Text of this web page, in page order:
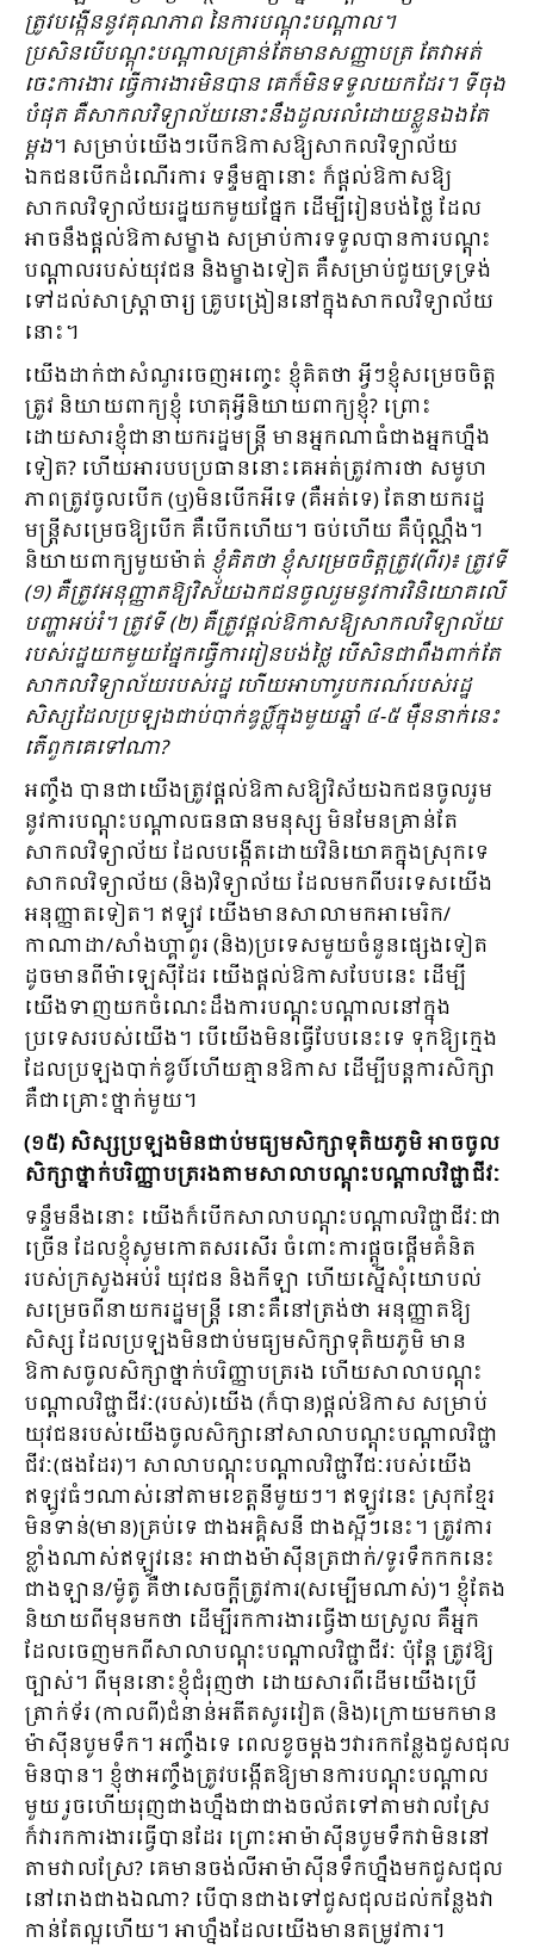
ត្រូវបង្កើននូវគុណភាព នៃការបណ្តុះបណ្តាល។
ប្រសិនបើបណ្តុះបណ្តាលគ្រាន់តែមានសញ្ញាបត្រ តែវាអត់
ចេះការងារ ធ្វើការងារមិនបាន គេក៏មិនទទួលយកដែរ។ ទីចុង
បំផុត គឺសាកលវិទ្យាល័យនោះនឹងដួលរលំដោយខ្លួនឯងតែ
ម្តង។ សម្រាប់យើងៗបើកឱកាសឱ្យសាកលវិទ្យាល័យ
ឯកជនបើកដំណើរការ ទន្ទឹមគ្នានោះ ក៏ផ្តល់ឱកាសឱ្យ
សាកលវិទ្យាល័យរដ្ឋយកមួយផ្នែក ដើម្បីរៀនបង់ថ្លៃ ដែល
អាចនឹងផ្តល់ឱកាសម្ខាង សម្រាប់ការទទួលបានការបណ្តុះ
បណ្តាលរបស់យុវជន និងម្ខាងទៀត គឺសម្រាប់ជួយទ្រទ្រង់
ទៅដល់សាស្ត្រាចារ្យ គ្រូបង្រៀននៅក្នុងសាកលវិទ្យាល័យ
នោះ។
យើងដាក់ជាសំណួរចេញអញ្ចេះ ខ្ញុំគិតថា អ្វីៗខ្ញុំសម្រេចចិត្ត
ត្រូវ និយាយពាក្យខ្ញុំ ហេតុអ្វីនិយាយពាក្យខ្ញុំ? ព្រោះ
ដោយសារខ្ញុំជានាយករដ្ឋមន្ត្រី មានអ្នកណាធំជាងអ្នកហ្នឹង
ទៀត? ហើយអារបបប្រធាននោះគេអត់ត្រូវការថា សមូហ
ភាពត្រូវចូលបើក (ឬ)មិនបើកអីទេ (គឺអត់ទេ) តែនាយករដ្ឋ
មន្ត្រីសម្រេចឱ្យបើក គឺបើកហើយ។ ចប់ហើយ គឺប៉ុណ្ណឹង។
និយាយពាក្យមួយម៉ាត់ ខ្ញុំគិតថា ខ្ញុំសម្រេចចិត្តត្រូវ(ពីរ)៖ ត្រូវទី
(១) គឺត្រូវអនុញ្ញាតឱ្យវិស័យឯកជនចូលរួមនូវការវិនិយោគលើ
បញ្ហាអប់រំ។ ត្រូវទី (២) គឺត្រូវផ្តល់ឱកាសឱ្យសាកលវិទ្យាល័យ
របស់រដ្ឋយកមួយផ្នែកធ្វើការរៀនបង់ថ្លៃ បើសិនជាពឹងពាក់តែ
សាកលវិទ្យាល័យរបស់រដ្ឋ ហើយអាហារូបករណ៍របស់រដ្ឋ
សិស្សដែលប្រឡងជាប់បាក់ឌូប្លិ៍ក្នុងមួយឆ្នាំ ៤-៥ ម៉ឺននាក់នេះ
តើពួកគេទៅណា?
អញ្ចឹង បានជាយើងត្រូវផ្តល់ឱកាសឱ្យវិស័យឯកជនចូលរួម
នូវការបណ្តុះបណ្តាលធនធានម​នុស្ស មិនមែនគ្រាន់តែ
សាកលវិទ្យាល័យ ដែលបង្កើតដោយវិនិយោគក្នុងស្រុកទេ
សាកលវិទ្យាល័យ (និង)វិទ្យាល័យ ដែលមកពីបរទេសយើង
អនុញ្ញាតទៀត។ ឥឡូវ យើងមានសាលាមកអាមេរិក/
កាណាដា/សាំងហ្គាពួរ (និង)ប្រទេសមួយចំនួនផ្សេងទៀត
ដូចមានពីម៉ាឡេស៊ីដែរ យើងផ្តល់ឱកាសបែបនេះ ដើម្បី
យើងទាញយកចំណេះដឹងការបណ្តុះបណ្តាលនៅក្នុង
ប្រទេសរបស់យើង។ បើយើងមិនធ្វើបែបនេះទេ ទុកឱ្យក្មេង
ដែលប្រឡងបាក់ឌូបិ៍ហើយគ្មានឱកាស ដើម្បីបន្តការសិក្សា
គឺជាគ្រោះថ្នាក់មួយ។
(១៥) សិស្សប្រឡងមិនជាប់មធ្យមសិក្សាទុតិយភូមិ អាចចូល
សិក្សាថ្នាក់បរិញ្ញាបត្ររងតាមសាលាបណ្តុះបណ្តាលវិជ្ជាជីវៈ
ទន្ទឹមនឹងនោះ យើងក៏បើកសាលាបណ្តុះបណ្តាលវិជ្ជាជីវៈជា
ច្រើន ដែលខ្ញុំសូមកោតសរសើរ ចំពោះការផ្តួចផ្តើមគំនិត
របស់ក្រសួងអប់រំ យុវជន និងកីឡា ហើយស្នើសុំយោបល់
សម្រេចពីនាយករដ្ឋមន្ត្រី នោះគឺនៅត្រង់ថា អនុញ្ញាតឱ្យ
សិស្ស ដែលប្រឡងមិនជាប់មធ្យមសិក្សាទុតិយភូមិ មាន
ឱកាសចូលសិក្សាថ្នាក់បរិញ្ញាបត្ររង ហើយសាលាបណ្តុះ
បណ្តាលវិជ្ជាជីវៈ(របស់)យើង (ក៏បាន)ផ្តល់ឱកាស សម្រាប់
យុវជនរបស់យើងចូលសិក្សានៅសាលាបណ្តុះបណ្តាលវិជ្ជា
ជីវៈ(ផងដែរ)។ សាលាបណ្តុះបណ្តាលវិជ្ជាវីជៈរបស់យើង
ឥឡូវធំៗណាស់នៅតាមខេត្តនីមួយៗ។ ឥឡូវនេះ ស្រុកខ្មែរ
មិនទាន់(មាន)គ្រប់ទេ ជាងអគ្គិសនី ជាងស្អីៗនេះ។ ត្រូវការ
ខ្លាំងណាស់ឥឡូវនេះ អាជាងម៉ាស៊ីនត្រជាក់/ទូរទឹកកកនេះ
ជាងឡាន/ម៉ូតូ គឺថាសេចក្តីត្រូវការ(សម្បើមណាស់)។ ខ្ញុំតែង
និយាយពីមុនមកថា ដើម្បីរកការងារធ្វើងាយស្រួល គឺអ្នក
ដែលចេញមកពីសាលាបណ្តុះបណ្តាលវិជ្ជាជីវៈ ប៉ុន្តែ ត្រូវឱ្យ
ច្បាស់។ ពីមុននោះខ្ញុំជំរុញថា ដោយសារពីដើមយើងប្រើ
ត្រាក់ទ័រ (កាលពី)ជំនាន់អតីតសូរវៀត (និង)ក្រោយមកមាន
ម៉ាស៊ីនបូមទឹក​​។ អញ្ចឹងទេ ពេលខូចម្តងៗវារកកន្លែងជួសជុល
មិនបាន។ ខ្ញុំថាអញ្ចឹងត្រូវបង្កើតឱ្យមានការបណ្តុះបណ្តាល
មួយ រួចហើយរុញជាងហ្នឹងជាជាងចល័តទៅតាមវាលស្រែ
ក៏វារកការងារធ្វើបានដែរ ព្រោះអាម៉ាស៊ីនបូមទឹកវាមិននៅ
តាមវាលស្រែ? គេមានចង់លីអាម៉ាស៊ីនទឹកហ្នឹងមកជួសជុល
នៅរោងជាងឯណា? បើបានជាងទៅជួសជុលដល់កន្លែងវា
កាន់តែល្អហើយ។ អាហ្នឹងដែលយើងមានតម្រូវការ។